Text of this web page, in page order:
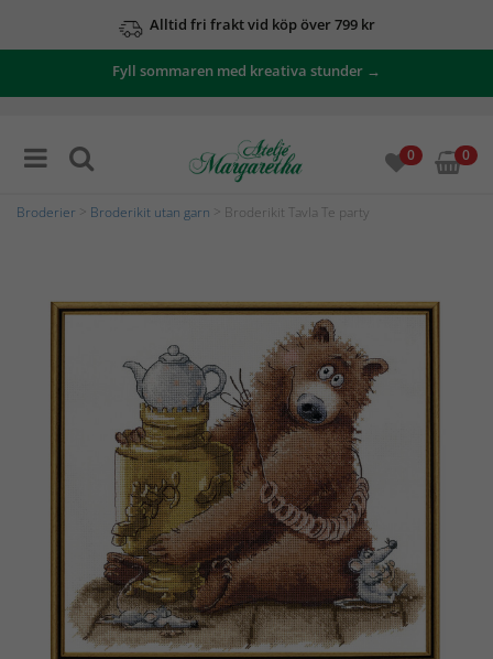
Alltid fri frakt vid köp över 799 kr
Fyll sommaren med kreativa stunder →
0 0
Broderier Broderikit utan garn > Broderikit Tavla Te party